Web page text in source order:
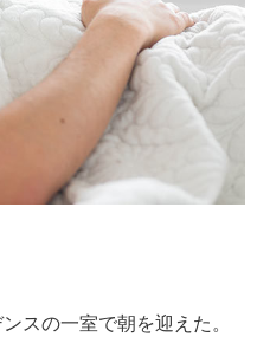
スの一室で朝を迎えた。